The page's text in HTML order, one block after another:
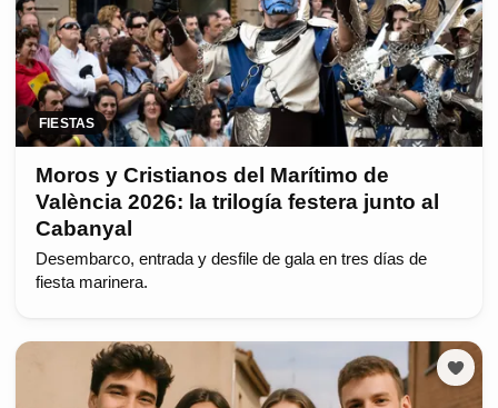
FIESTAS
Moros y Cristianos del Marítimo de
València 2026: la trilogía festera junto al
Cabanyal
Desembarco, entrada y desfile de gala en tres días de
fiesta marinera.